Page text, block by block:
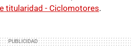
titularidad - Ciclomotores.